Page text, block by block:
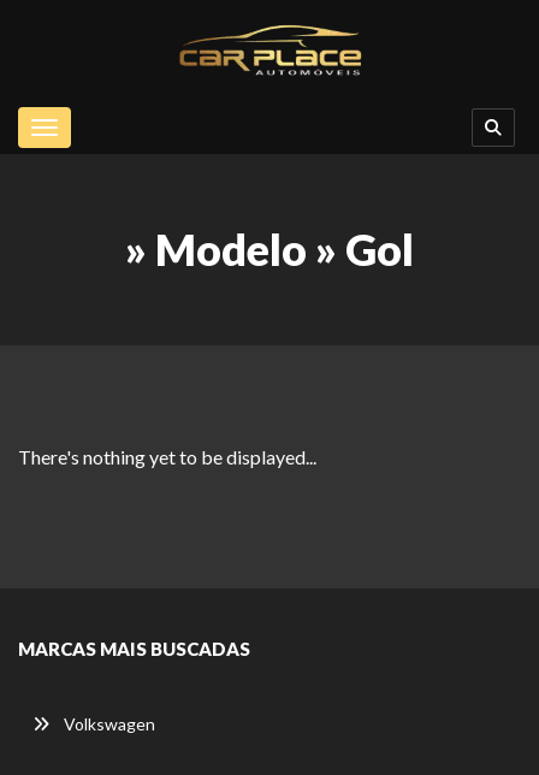
Toggle navigation
» Modelo » Gol
There's nothing yet to be displayed...
MARCAS MAIS BUSCADAS
Volkswagen